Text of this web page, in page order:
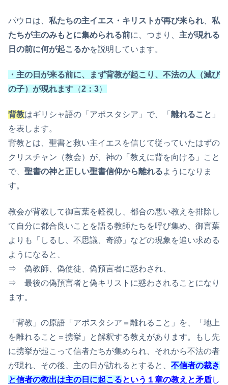
パウロは、 私たちの主イエス・キリストが再び来られ
私
たちが主のみもとに集められる前に、つまり、 主が現れる
日の前に何が起こるかを説明しています。
・主の日が来る前に、まず背教が起こり、不法の人（滅び
の子）が現れます （2：3）
背教はギリシャ語の「アポスタシア」で、「 離れること 」
を表します。
背教とは、聖書と救い主イエスを信じて従っていたはずの
クリスチャン（教会）が、神の「教えに背を向ける」こと
で、 聖書の神と正しい聖書信仰から離れるようになりま
す。
教会が背教して御言葉を軽視し、都合の悪い教えを排除し
て自分に都合良いことを語る教師たちを呼び集め、御言葉
よりも「しるし、不思議、奇跡」などの現象を追い求める
ようになると、
⇒ 偽教師、偽使徒、偽預言者に惑わされ、
⇒ 最後の偽預言者と偽キリストに惑わされることになり
ます。
「背教」の原語「アポスタシア＝離れること」を、「地上
を離れること＝携挙」と解釈する教えがあります。もし先
に携挙が起こって信者たちが集められ、それから不法の者
が現れ、その後、主の日が訪れるとすると、 不信者の裁き
と信者の救出は主の日に起こるという１章の教えと矛盾し